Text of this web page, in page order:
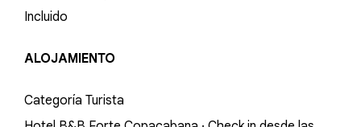
Incluido
ALOJAMIENTO
Categoría Turista